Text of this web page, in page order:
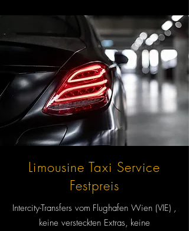
Limousine Taxi Service
Festpreis
Intercity-Transfers vom Flughafen Wien (VIE) ,
keine versteckten Extras, keine